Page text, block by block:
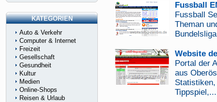
Fussball
Fussball
Theman
Website
Portal der
aus
KATEGORIEN
Auto & Verkehr
Computer & Internet
Freizeit
Gesellschaft
Gesundheit
Kultur
Medien
Online-Shops
Reisen & Urlaub